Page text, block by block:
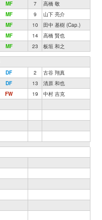
MF 7
高橋 敬
MF 9
山下 亮介
MF 10
田中 基樹 (Cap.)
MF 14
高橋 賢也
MF 23 板垣 和之
DF 2
古谷 翔真
DF 13
清原 和也
FW 19
中村 吉克